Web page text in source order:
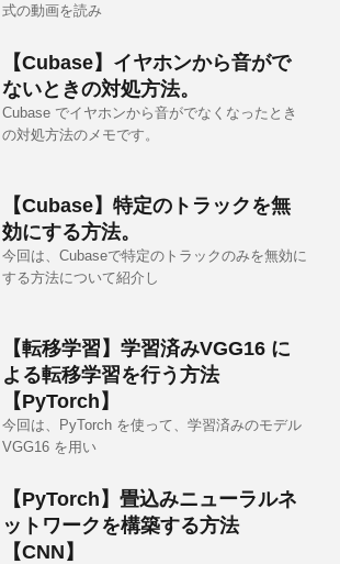
式の動画を読み
【Cubase】イヤホンから音がで
ないときの対処方法。
Cubase でイヤホンから音がでなくなったとき
の対処方法のメモです。
【Cubase】特定のトラックを無
効にする方法。
今回は、Cubaseで特定のトラックのみを無効に
する方法について紹介し
【転移学習】学習済みVGG16 に
よる転移学習を行う方法
【PyTorch】
今回は、PyTorch を使って、学習済みのモデル
VGG16 を用い
【PyTorch】畳込みニューラルネ
ットワークを構築する方法
【CNN】